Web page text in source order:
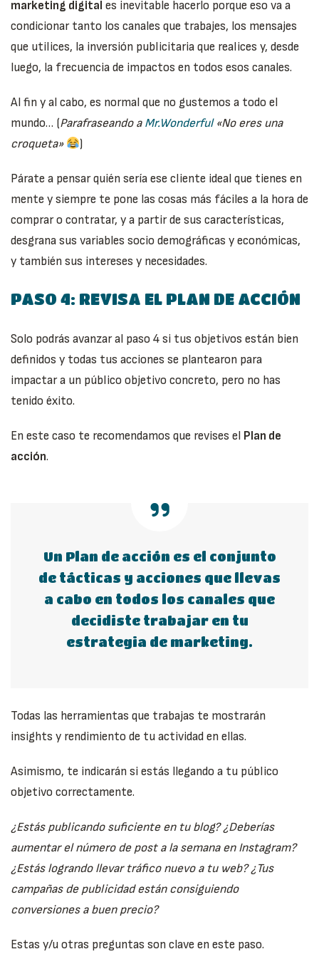
marketing digital es inevitable hacerlo porque eso va a
condicionar tanto los canales que trabajes, los mensajes
que utilices, la inversión publicitaria que realices y, desde
luego, la frecuencia de impactos en todos esos canales.
Al fin y al cabo, es normal que no gustemos a todo el
mundo… (Parafraseando a Mr.Wonderful«No eres una
croqueta»
)
Párate a pensar quién sería ese cliente ideal que tienes en
mente y siempre te pone las cosas más fáciles a la hora de
comprar o contratar, y a partir de sus características,
desgrana sus variables socio demográficas y económicas,
y también sus intereses y necesidades.
PASO 4: REVISA EL PLAN DE ACCIÓN
Solo podrás avanzar al paso 4 si tus objetivos están bien
definidos y todas tus acciones se plantearon para
impactar a un público objetivo concreto, pero no has
tenido éxito.
En este caso te recomendamos que revises el Plan de
acción.
Un Plan de acción es el conjunto
de tácticas y acciones que llevas
a cabo en todos los canales que
decidiste trabajar en tu
estrategia de marketing.
Todas las herramientas que trabajas te mostrarán
insights y rendimiento de tu actividad en ellas.
Asimismo, te indicarán si estás llegando a tu público
objetivo correctamente.
¿Estás publicando suficiente en tu blog? ¿Deberías
aumentar el número de post a la semana en Instagram?
¿Estás logrando llevar tráfico nuevo a tu web? ¿Tus
campañas de publicidad están consiguiendo
conversiones a buen precio?
Estas y/u otras preguntas son clave en este paso.